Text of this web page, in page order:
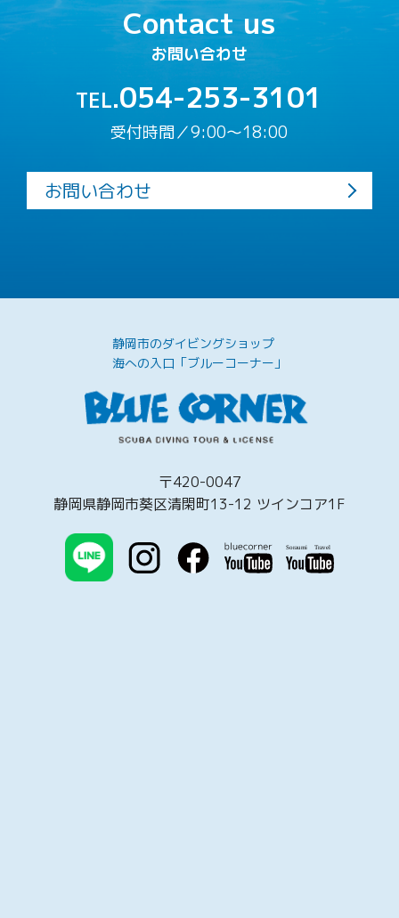
Contact us
お問い合わせ
TEL.054-253-3101
受付時間／9:00〜18:00
お問い合わせ
静岡市のダイビングショップ
海への入口「ブルーコーナー」
〒420-0047
静岡県静岡市葵区清閑町13-12 ツインコア1F